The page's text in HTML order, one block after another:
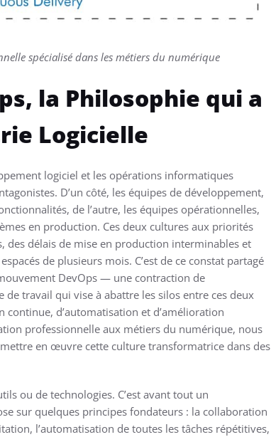
spécialisé dans les métiers du numérique
la Philosophie qui a
Logicielle
logiciel et les opérations informatiques
D’un côté, les équipes de développement,
de l’autre, les équipes opérationnelles,
en production. Ces deux cultures aux priorités
des délais de mise en production interminables et
de plusieurs mois. C’est de ce constat partagé
DevOps — une contraction de
travail qui vise à abattre les silos entre ces deux
d’automatisation et d’amélioration
professionnelle aux métiers du numérique, nous
en œuvre cette culture transformatrice dans des
ou de technologies. C’est avant tout un
sur quelques principes fondateurs : la collaboration
l’automatisation de toutes les tâches répétitives,